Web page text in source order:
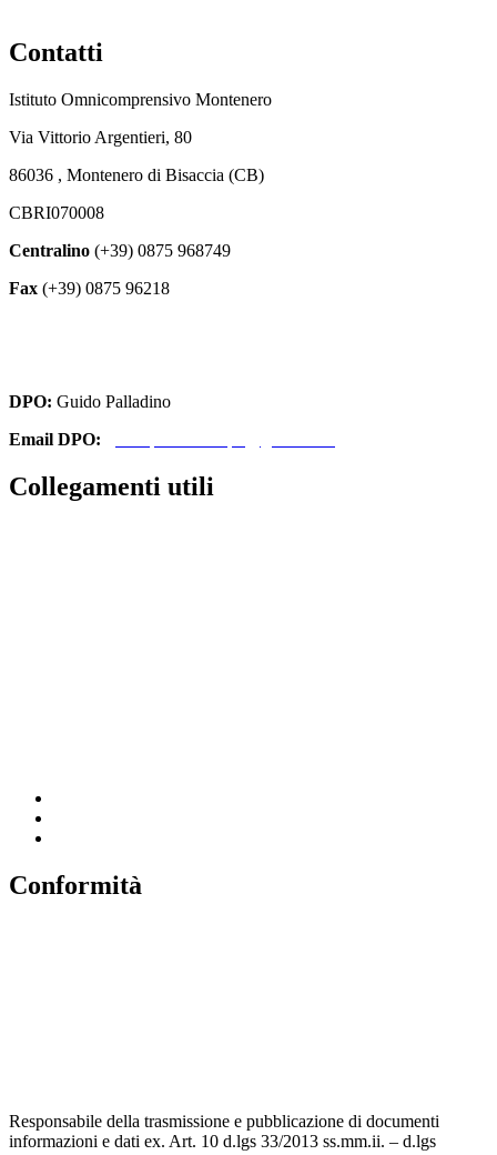
Contatti
Istituto Omnicomprensivo Montenero
Via Vittorio Argentieri, 80
86036 , Montenero di Bisaccia (CB)
CBRI070008
Centralino (+39) 0875 968749
Fax (+39) 0875 96218
DPO: Guido Palladino
Email DPO:
Collegamenti utili
Conformità
Responsabile della trasmissione e pubblicazione di documenti
informazioni e dati ex. Art. 10 d.lgs 33/2013 ss.mm.ii. – d.lgs